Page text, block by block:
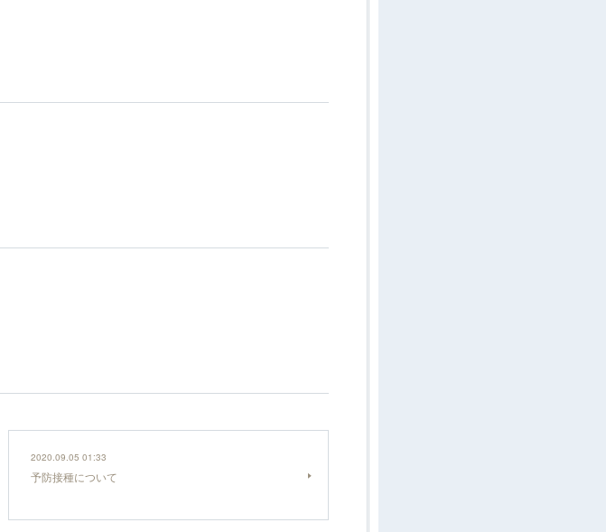
2020.09.05 01:33
予防接種について